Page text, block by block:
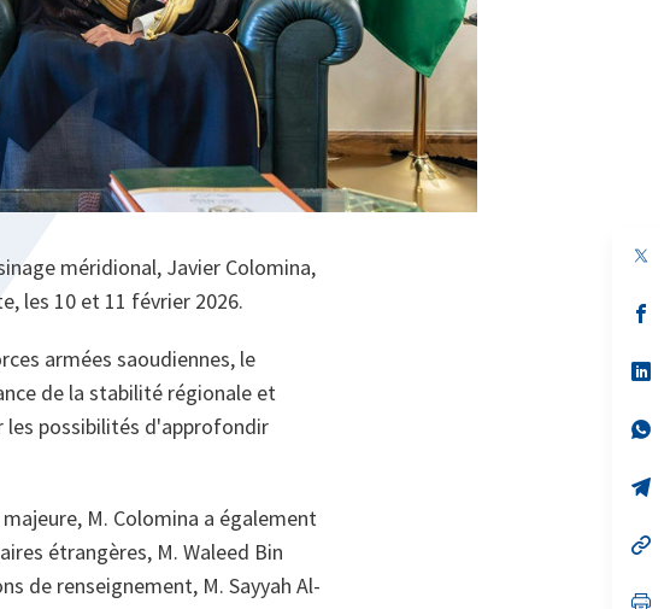
méridional, Javier Colomina,
les 10 et 11 février 2026.
armées saoudiennes, le
de la stabilité régionale et
les possibilités d'approfondir
M. Colomina a également
étrangères, M. Waleed Bin
de renseignement, M. Sayyah Al-